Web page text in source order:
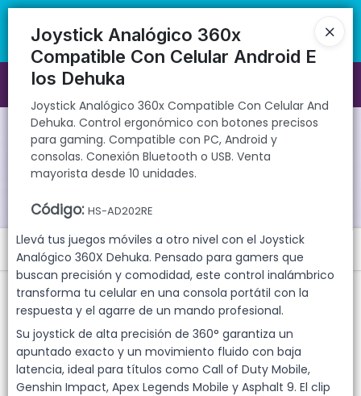
Joystick Analógico 360x Compatible Con Celular And Dehuka.
con PC, Android y consolas. Conexión Bluetooth o USB. Venta
mayorista desde 10 unidades.
Joystick Analógico 360x
Compatible Con Celular Android E
Ios Dehuka
Joystick Analógico 360x Compatible Con Celular And
Dehuka. Control ergonómico con botones precisos
para gaming. Compatible con PC, Android y
consolas. Conexión Bluetooth o USB. Venta
mayorista desde 10 unidades.
Código: HS-AD202RE
Llevá tus juegos móviles a otro nivel con el Joystick
Analógico 360X Dehuka. Pensado para gamers que
buscan precisión y comodidad, este control inalámbrico
transforma tu celular en una consola portátil con la
respuesta y el agarre de un mando profesional.
Su joystick de alta precisión de 360° garantiza un
apuntado exacto y un movimiento fluido con baja
latencia, ideal para títulos como Call of Duty Mobile,
Genshin Impact, Apex Legends Mobile y Asphalt 9. El clip
directa | 📦 Comprá mayorista desde 10 unidades. ¡Registrate y
accedé a precios exclusivos!
CÓMO COMPRAR
QUIÉNES SOMOS
GARANTIAS
CONTACTO
Menú
Joystick Analógico 360x Compatible Con Celular And Dehuka.
Control ergonómico con botones precisos para gaming.
Compatible con PC, Android y consolas. Conexión Bluetooth o USB.
Lista vacía